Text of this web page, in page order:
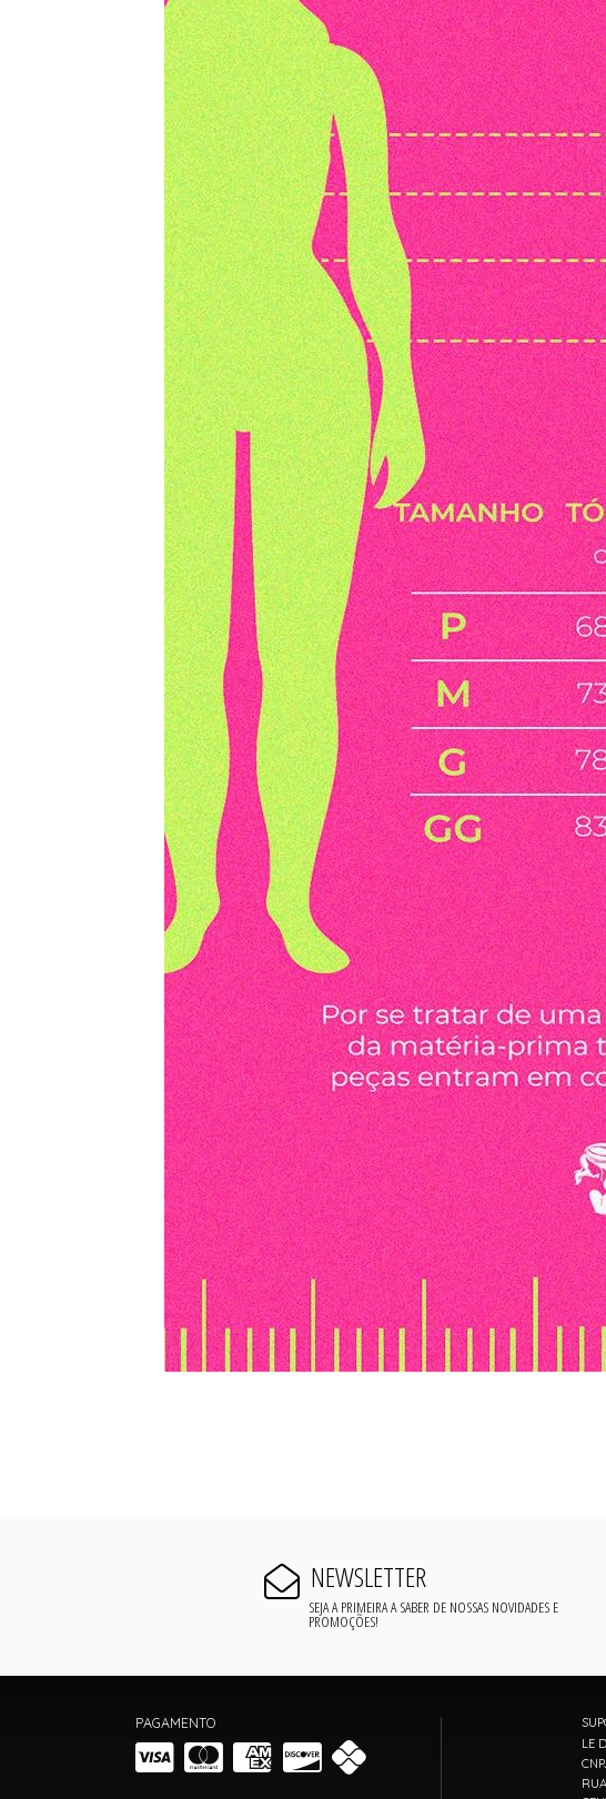
NEWSLETTER
SEJA A PRIMEIRA A SABER DE NOSSAS NOVIDADES E
PROMOÇÕES!
PAGAMENTO
LE